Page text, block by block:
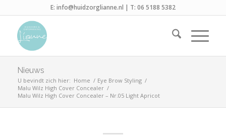
E: info@huidzorglianne.nl | T: 06 5188 5382
Nieuws
U bevindt zich hier: Home / Eye Brow Styling /
Malu Wilz High Cover Concealer /
Malu Wilz High Cover Concealer – Nr.05 Light Apricot